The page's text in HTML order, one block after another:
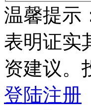
温馨提示
表明证实
资建议。
登陆注册